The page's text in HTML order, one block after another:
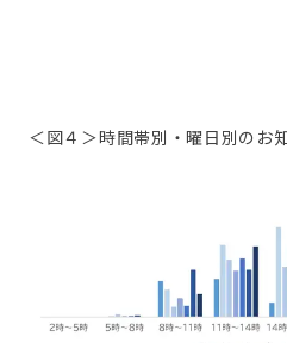
＜図４＞時間帯別・曜日別のお